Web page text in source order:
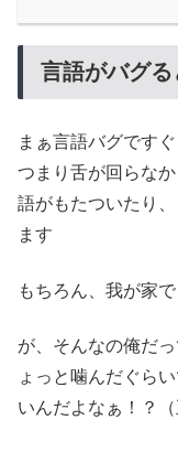
言語がバグる
まぁ言語バグです
つまり舌が回らな
語がもたついたり
ます
もちろん、我が家
が、そんなの俺だ
ょっと噛んだぐら
いんだよなぁ！？（